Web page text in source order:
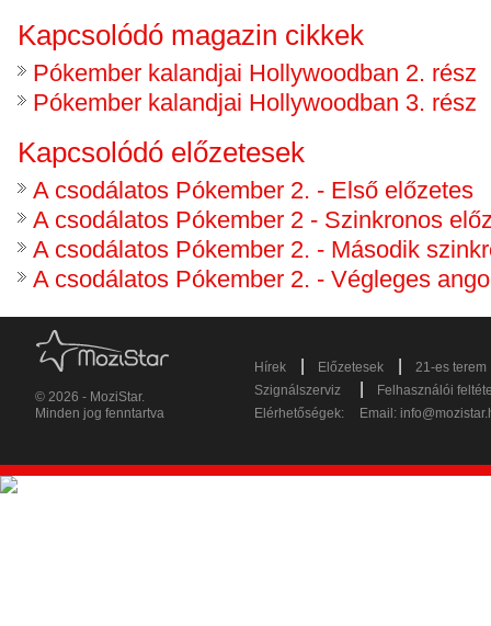
Kapcsolódó magazin cikkek
Pókember kalandjai Hollywoodban 2. rész
Pókember kalandjai Hollywoodban 3. rész
Kapcsolódó előzetesek
A csodálatos Pókember 2. - Első előzetes
A csodálatos Pókember 2 - Szinkronos
A csodálatos Pókember 2. - Második
A csodálatos Pókember 2. - Végleges
© 2026 - MoziStar.
Minden jog fenntartva
Hírek Előzetesek
21-es terem
Szignálszerviz
Felhasználói
Elérhetőségek:
Email: